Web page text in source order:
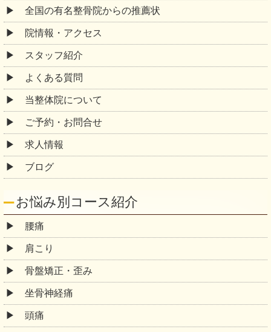
全国の有名整骨院からの推薦状
院情報・アクセス
スタッフ紹介
よくある質問
当整体院について
ご予約・お問合せ
求人情報
ブログ
お悩み別コース紹介
腰痛
肩こり
骨盤矯正・歪み
坐骨神経痛
頭痛